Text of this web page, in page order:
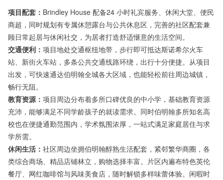
项目配套： Brindley House 配备24 小时礼宾服务、休闲大堂、便民
商超，同时规划有专属休憩露台与公共休息区，完善的社区配套兼
顾日常起居与休闲社交，为居者打造舒适惬意的生活空间。
交通便利： 项目地处交通枢纽地带，步行即可抵达斯诺希尔火车
站、新街火车站，多条公共交通线路环绕，出行十分便捷。从项目
出发，可快速通达伯明翰全城各大区域，也能轻松前往周边城镇，
畅行无阻。
教育资源： 项目周边分布着多所口碑优良的中小学，基础教育资源
充沛，能够满足不同学龄孩子的就读需求。同时伯明翰多所知名高
校也在便捷通勤范围内，学术氛围浓厚，一站式满足家庭居住与求
学所需。
休闲生活： 社区周边坐拥伯明翰醇熟生活配套，紧邻繁华商圈，各
类综合商场、精品店铺林立，购物选择丰富。片区内遍布特色英伦
餐厅、网红咖啡馆与风味美食店，随时解锁多样味蕾体验。闲暇时